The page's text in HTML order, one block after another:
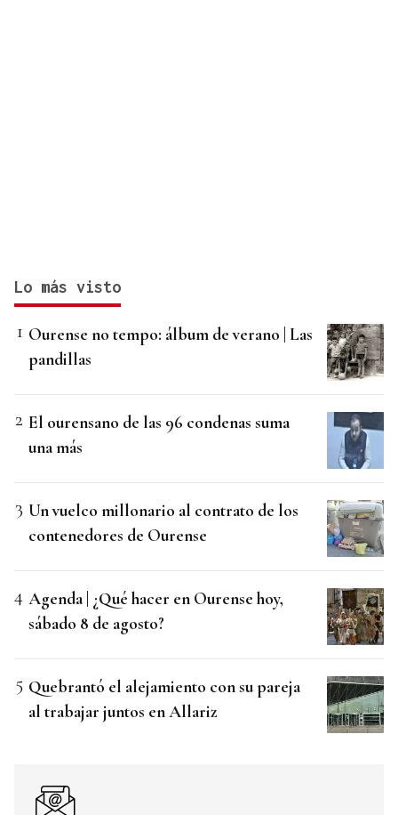
Lo más visto
Ourense no tempo: álbum de verano | Las
pandillas
El ourensano de las 96 condenas suma
una más
Un vuelco millonario al contrato de los
contenedores de Ourense
Agenda | ¿Qué hacer en Ourense hoy,
sábado 8 de agosto?
Quebrantó el alejamiento con su pareja
al trabajar juntos en Allariz